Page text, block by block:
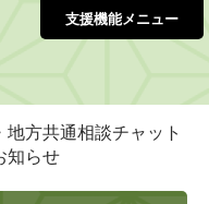
支援機能メニュー
地方共通相談チャット
知らせ